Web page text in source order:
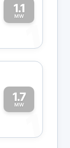
1.1
MW
1
1.7
MW
1